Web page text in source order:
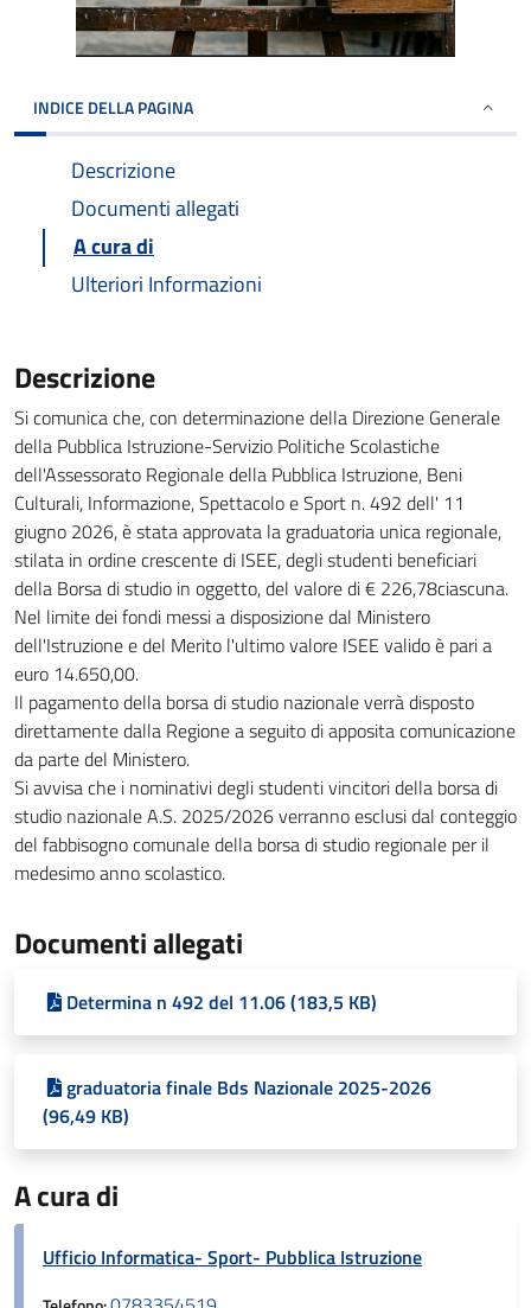
INDICE DELLA PAGINA
Descrizione
Documenti allegati
A cura di
Ulteriori Informazioni
Descrizione
Si comunica che, con determinazione della Direzione Generale
della Pubblica Istruzione-Servizio Politiche Scolastiche
dell'Assessorato Regionale della Pubblica Istruzione, Beni
Culturali, Informazione, Spettacolo e Sport n. 492 dell' 11
giugno 2026, è stata approvata la graduatoria unica regionale,
stilata in ordine crescente di ISEE, degli studenti beneficiari
della Borsa di studio in oggetto, del valore di € 226,78ciascuna.
Nel limite dei fondi messi a disposizione dal Ministero
dell'Istruzione e del Merito l'ultimo valore ISEE valido è pari a
euro 14.650,00.
Il pagamento della borsa di studio nazionale verrà disposto
direttamente dalla Regione a seguito di apposita comunicazione
da parte del Ministero.
Si avvisa che i nominativi degli studenti vincitori della borsa di
studio nazionale A.S. 2025/2026 verranno esclusi dal conteggio
del fabbisogno comunale della borsa di studio regionale per il
medesimo anno scolastico.
Documenti allegati
Determina n 492 del 11.06 (183,5 KB)
graduatoria finale Bds Nazionale 2025-2026
(96,49 KB)
A cura di
Ufficio Informatica- Sport- Pubblica Istruzione